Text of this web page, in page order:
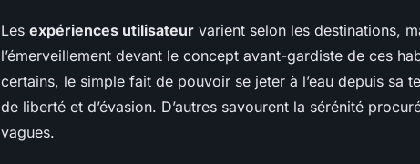
Les expériences utilisateur varient selon les destinations,
l’émerveillement devant le concept avant-gardiste de ces
certains, le simple fait de pouvoir se jeter à l’eau depuis sa
de liberté et d’évasion. D’autres savourent la sérénité
vagues.